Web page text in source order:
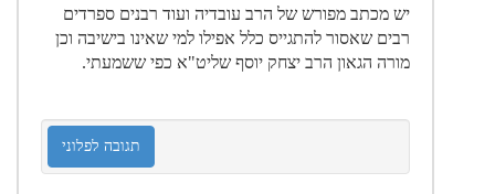
יש מכתב מפורש של הרב עובדיה ועוד רבנים ספרדים
רבים שאסור להתגייס כלל אפילו למי שאינו בישיבה וכן
מורה הגאון הרב יצחק יוסף שליט"א כפי ששמעתי.
תגובה לפלוני